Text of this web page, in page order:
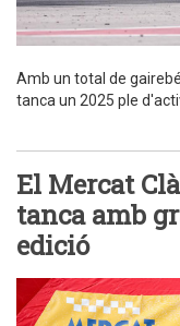
Amb un total de
tanca un 2025 ple
El Mercat
tanca amb
edició